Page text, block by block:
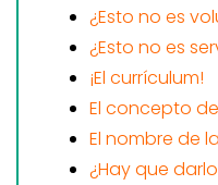
¿Esto no es
¿Esto no es
¡El currículum!
El concepto
El nombre de
¿Hay que